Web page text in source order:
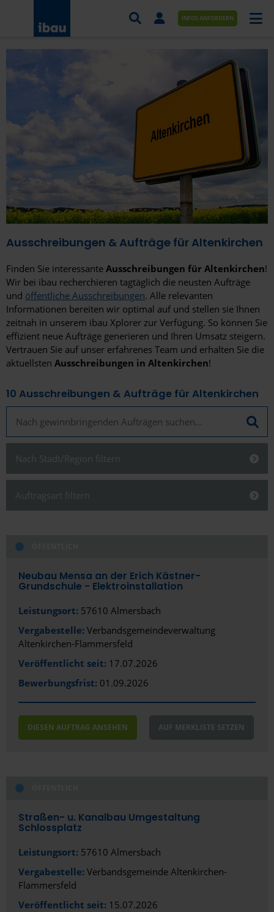
AUFTRÄGE NACH BRANCHE
AUFTRÄGE NACH ORT
SERVICES UND LEISTUNGEN
AKADEMIE
ÜBER UNS
KONTAKT
INFOS ANFORDERN
Ausschreibungen & Aufträge für Altenkirchen
Finden Sie interessante Ausschreibungen für Altenkirchen!
Wir bei ibau recherchieren tagtäglich die neusten Aufträge
und öffentliche Ausschreibungen. Alle relevanten
Informationen bereiten wir optimal auf und stellen sie Ihnen
zeitnah in unserem ibau Xplorer zur Verfügung. So können Sie
effizient neue Aufträge generieren und Ihren Umsatz steigern.
Vertrauen Sie auf unser erfahrenes Team und erhalten Sie die
aktuellsten Ausschreibungen in Altenkirchen!
10 Ausschreibungen & Aufträge für Altenkirchen
Nach Stadt/Region filtern
Alles anzeigen
Bundesland
Region
Altenkirchen
Auftragsart filtern
Öffentlich
Neubau Mensa an der Erich Kästner-
Grundschule - Elektroinstallation
Leistungsort: 57610 Almersbach
Vergabestelle: Verbandsgemeindeverwaltung
Altenkirchen-Flammersfeld
Veröffentlicht seit: 17.07.2026
Bewerbungsfrist: 01.09.2026
DIESEN AUFTRAG ANSEHEN AUF MERKLISTE SETZEN
Straßen- u. Kanalbau Umgestaltung
Schlossplatz
Leistungsort: 57610 Almersbach
Vergabestelle: Verbandsgemeinde Altenkirchen-
Flammersfeld
Veröffentlicht seit: 15.07.2026